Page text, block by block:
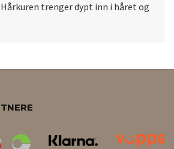
Hårkuren trenger dypt inn i håret og